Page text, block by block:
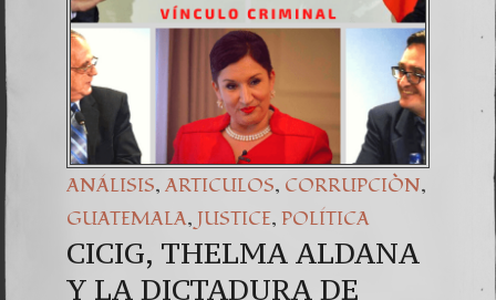
ANÁLISIS, ARTICULOS, CORRUPCIÒN,
GUATEMALA, JUSTICE, POLÍTICA
CICIG, THELMA ALDANA
Y LA DICTADURA DE